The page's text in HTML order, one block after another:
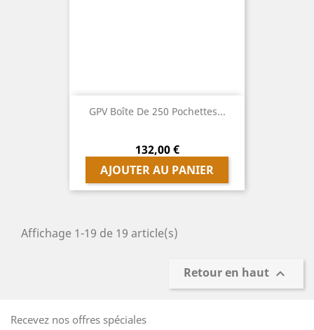
GPV Boîte De 250 Pochettes...
Prix
132,00 €
AJOUTER AU PANIER
Affichage 1-19 de 19 article(s)
Retour en haut 
Recevez nos offres spéciales